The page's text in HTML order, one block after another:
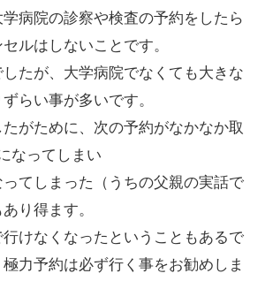
病院の診察や検査の予約をしたら
ルはしないことです。
たが、大学病院でなくても大きな
らい事が多いです。
がために、次の予約がなかなか取
なってしまい
てしまった（うちの父親の実話で
り得ます。
けなくなったということもあるで
力予約は必ず行く事をお勧めしま